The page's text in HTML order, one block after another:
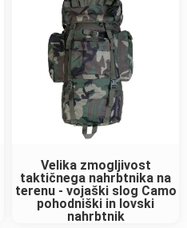
Velika zmogljivost
taktičnega nahrbtnika na
terenu - vojaški slog Camo
pohodniški in lovski
nahrbtnik